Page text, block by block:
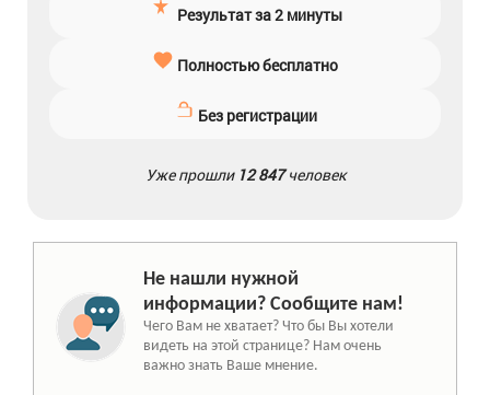
Результат за 2 минуты
Полностью бесплатно
Без регистрации
Уже прошли 12 847человек
Не нашли нужной
информации? Сообщите нам!
Чего Вам не хватает? Что бы Вы хотели
видеть на этой странице? Нам очень
важно знать Ваше мнение.